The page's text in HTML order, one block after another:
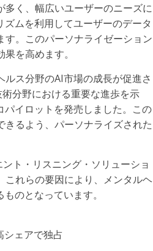
く、幅広いユーザーのニーズに
ムを利用してユーザーのデータ
。このパーソナライゼーション
を高めます。
ス分野のAI市場の成長が促進さ
分野における重要な進歩を示
イロットを発売しました。この
るよう、パーソナライズされた
ト・リスニング・ソリューショ
これらの要因により、メンタルヘ
のとなっています。
シェアで独占